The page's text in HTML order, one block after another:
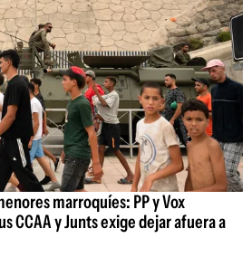
marroquíes: PP y Vox
CCAA y Junts exige dejar afuera a